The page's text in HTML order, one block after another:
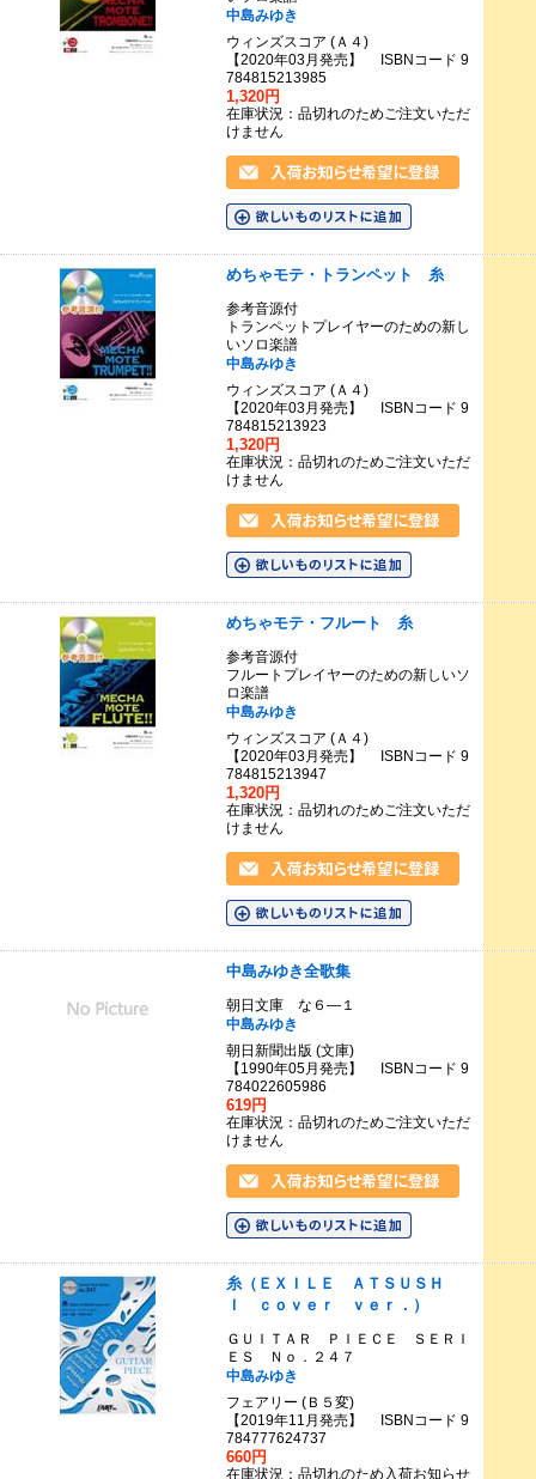
中島みゆき
ウィンズスコア (Ａ４)
【2020年03月発売】 ISBNコード 9
784815213985
1,320円
在庫状況：品切れのためご注文いただ
けません
めちゃモテ・トランペット 糸
参考音源付
トランペットプレイヤーのための新し
いソロ楽譜
中島みゆき
ウィンズスコア (Ａ４)
【2020年03月発売】 ISBNコード 9
784815213923
1,320円
在庫状況：品切れのためご注文いただ
けません
めちゃモテ・フルート 糸
参考音源付
フルートプレイヤーのための新しいソ
ロ楽譜
中島みゆき
ウィンズスコア (Ａ４)
【2020年03月発売】 ISBNコード 9
784815213947
1,320円
在庫状況：品切れのためご注文いただ
けません
中島みゆき全歌集
朝日文庫 な６―１
中島みゆき
朝日新聞出版 (文庫)
【1990年05月発売】 ISBNコード 9
784022605986
619円
在庫状況：品切れのためご注文いただ
けません
糸（ＥＸＩＬＥ ＡＴＳＵＳＨ
Ｉ ｃｏｖｅｒ ｖｅｒ．）
ＧＵＩＴＡＲ ＰＩＥＣＥ ＳＥＲＩ
ＥＳ Ｎｏ．２４７
中島みゆき
フェアリー (Ｂ５変)
【2019年11月発売】 ISBNコード 9
784777624737
660円
在庫状況：品切れのため入荷お知らせ